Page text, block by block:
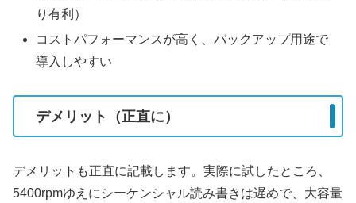
り有利）
コストパフォーマンスが高く、バックアップ用途で
導入しやすい
デメリット（正直に）
デメリットも正直に記載します。実際に試したところ、
5400rpmゆえにシーケンシャル読み書きは遅めで、大容量